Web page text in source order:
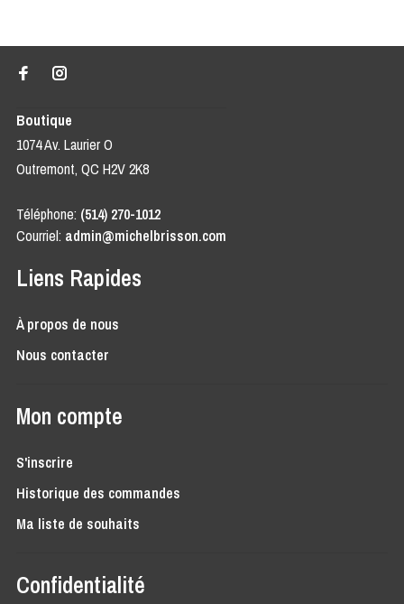
Boutique
1074 Av. Laurier O
Outremont, QC H2V 2K8
Téléphone: (514) 270-1012
Courriel: admin@michelbrisson.com
Liens Rapides
À propos de nous
Nous contacter
Mon compte
S'inscrire
Historique des commandes
Ma liste de souhaits
Confidentialité